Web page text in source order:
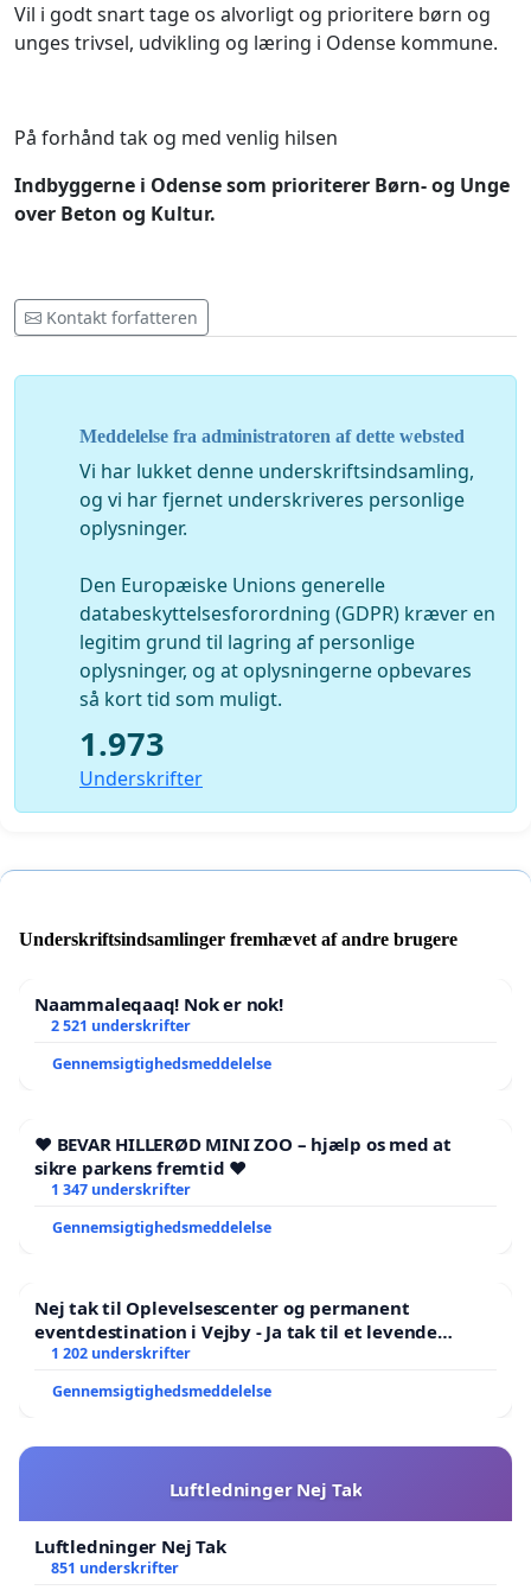
Vil i godt snart tage os alvorligt og prioritere børn og
unges trivsel, udvikling og læring i Odense kommune.
På forhånd tak og med venlig hilsen
Indbyggerne i Odense som prioriterer Børn- og Unge
over Beton og Kultur.
Kontakt forfatteren
Meddelelse fra administratoren af dette websted
Vi har lukket denne underskriftsindsamling,
og vi har fjernet underskriveres personlige
oplysninger.
Den Europæiske Unions generelle
databeskyttelsesforordning (GDPR) kræver en
legitim grund til lagring af personlige
oplysninger, og at oplysningerne opbevares
så kort tid som muligt.
1.973
Underskrifter
Underskriftsindsamlinger fremhævet af andre brugere
Naammaleqaaq! Nok er nok!
2 521 underskrifter
Gennemsigtighedsmeddelelse
❤️ BEVAR HILLERØD MINI ZOO – hjælp os med at
sikre parkens fremtid ❤️
1 347 underskrifter
Gennemsigtighedsmeddelelse
Nej tak til Oplevelsescenter og permanent
eventdestination i Vejby - Ja tak til et levende
lokalområde i balance
1 202 underskrifter
Gennemsigtighedsmeddelelse
Luftledninger Nej Tak
Luftledninger Nej Tak
851 underskrifter